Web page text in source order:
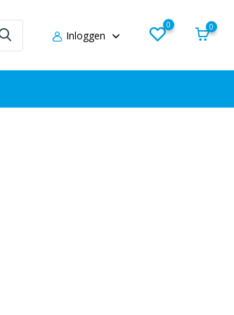
Inloggen
0 0